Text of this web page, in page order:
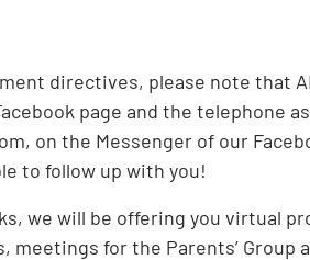
directives, please note that
page and the telephone
, on the Messenger of our
to follow up with you!
we will be offering you virtual
for the Parents’ Group